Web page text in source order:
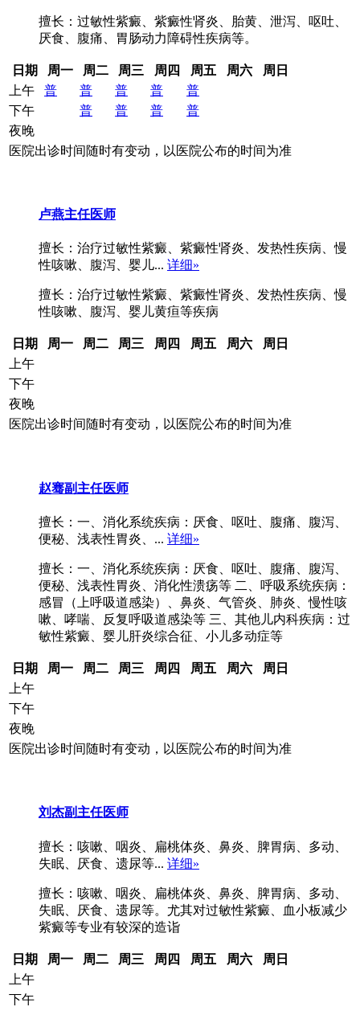
擅长：过敏性紫癜、紫癜性肾炎、胎黄、泄泻、呕吐、
厌食、腹痛、胃肠动力障碍性疾病等。
日期 周一 周二 周三 周四 周五 周六
周日
上午
普 普 普 普
普
下午
普 普 普
普
夜晚
医院出诊时间随时有变动，以医院公布的时间为准
卢燕主任医师
擅长：治疗过敏性紫癜、紫癜性肾炎、发热性疾病、慢
性咳嗽、腹泻、婴儿... 详细»
擅长：治疗过敏性紫癜、紫癜性肾炎、发热性疾病、慢
性咳嗽、腹泻、婴儿黄疸等疾病
日期 周一 周二 周三 周四 周五 周六
周日
上午
下午
夜晚
医院出诊时间随时有变动，以医院公布的时间为准
赵骞副主任医师
擅长：一、消化系统疾病：厌食、呕吐、腹痛、腹泻、
便秘、浅表性胃炎、... 详细»
擅长：一、消化系统疾病：厌食、呕吐、腹痛、腹泻、
便秘、浅表性胃炎、消化性溃疡等 二、呼吸系统疾病：
感冒（上呼吸道感染）、鼻炎、气管炎、肺炎、慢性咳
嗽、哮喘、反复呼吸道感染等 三、其他儿内科疾病：过
敏性紫癜、婴儿肝炎综合征、小儿多动症等
日期 周一 周二 周三 周四 周五 周六
周日
上午
下午
夜晚
医院出诊时间随时有变动，以医院公布的时间为准
刘杰副主任医师
擅长：咳嗽、咽炎、扁桃体炎、鼻炎、脾胃病、多动、
失眠、厌食、遗尿等... 详细»
擅长：咳嗽、咽炎、扁桃体炎、鼻炎、脾胃病、多动、
失眠、厌食、遗尿等。尤其对过敏性紫癜、血小板减少
紫癜等专业有较深的造诣
日期 周一 周二 周三 周四 周五 周六
周日
上午
下午